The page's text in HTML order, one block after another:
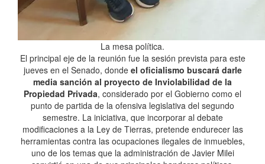
La mesa política.
El principal eje de la reunión fue la sesión prevista para este
jueves en el Senado, donde el oficialismo buscará darle
media sanción al proyecto de Inviolabilidad de la
Propiedad Privada, considerado por el Gobierno como el
punto de partida de la ofensiva legislativa del segundo
semestre. La iniciativa, que incorporar al debate
modificaciones a la Ley de Tierras, pretende endurecer las
herramientas contra las ocupaciones ilegales de inmuebles,
uno de los temas que la administración de Javier Milei